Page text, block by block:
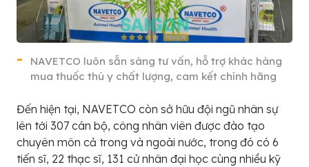
NAVETCO luôn sẵn sàng tư vấn, hỗ trợ khác hàng
mua thuốc thú y chất lượng, cam kết chính hãng
Đến hiện tại, NAVETCO còn sở hữu đội ngũ nhân sự
lên tới 307 cán bộ, công nhân viên được đào tạo
chuyên môn cả trong và ngoài nước, trong đó có 6
tiến sĩ, 22 thạc sĩ, 131 cử nhân đại học cùng nhiều kỹ